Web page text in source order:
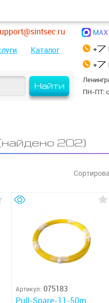
Найти
Каталог
ПН-ПТ: с
MAX
202)
Артикул: 075183
Pull-Spare-11-50m